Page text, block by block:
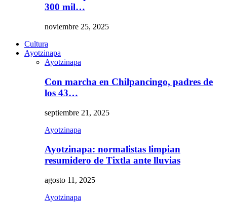
300 mil…
noviembre 25, 2025
Cultura
Ayotzinapa
Ayotzinapa
Con marcha en Chilpancingo, padres de
los 43…
septiembre 21, 2025
Ayotzinapa
Ayotzinapa: normalistas limpian
resumidero de Tixtla ante lluvias
agosto 11, 2025
Ayotzinapa